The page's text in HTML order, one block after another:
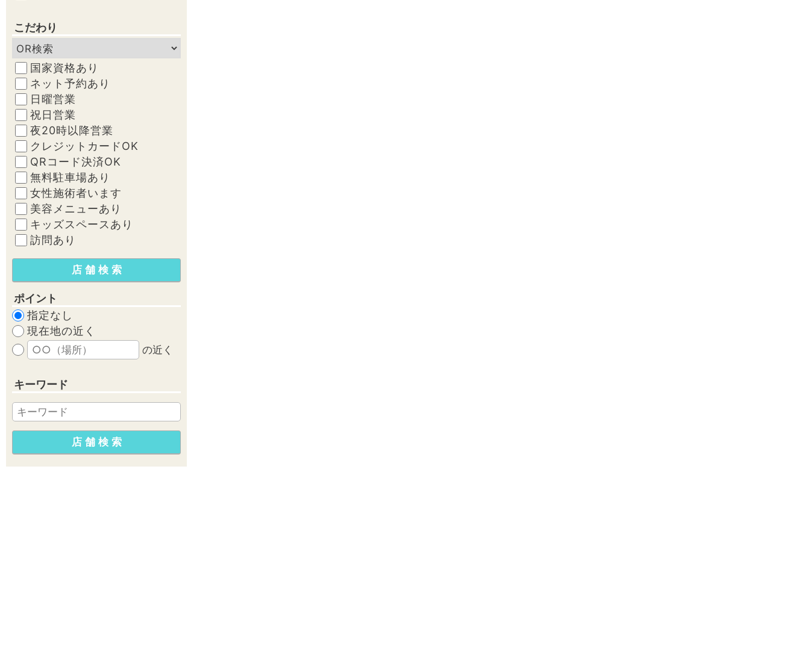
こだわり
国家資格あり
ネット予約あり
日曜営業
祝日営業
夜20時以降営業
クレジットカードOK
QRコード決済OK
無料駐車場あり
女性施術者います
美容メニューあり
キッズスペースあり
訪問あり
ポイント
指定なし
現在地の近く
の近く
キーワード